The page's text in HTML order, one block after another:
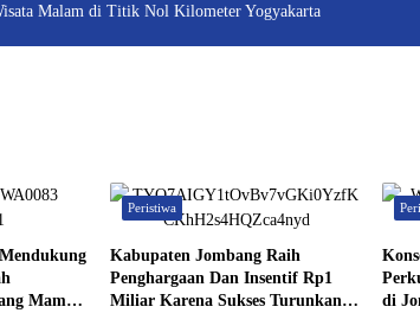
Malam di Titik Nol Kilometer Yogyakarta
Mampu
Peristiwa
Kabupaten Jombang Raih
Penghargaan Dan Insentif Rp1
Miliar Karena Sukses Turunkan
di